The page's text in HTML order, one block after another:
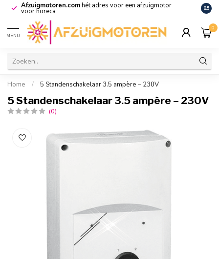
Afzuigmotoren.comhét adres voor een afzuigmotor
voor horeca De
8.5
MENU
0
Home / 5 Standenschakelaar 3.5 ampère – 230V
5 Standenschakelaar 3.5 ampère – 230V
(0)